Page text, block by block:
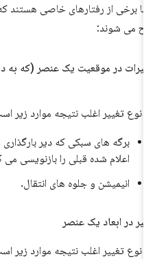
برخی از رفتارهای خاصی هستند که
می شوند:
در موقعیت یک عنصر (که به
نوع تغییر اغلب نتیجه موارد زیر است:
برگه های سبکی که دیر بارگذاری
اعلام شده قبلی را بازنویسی می
انیمیشن و جلوه های انتقال.
در ابعاد یک عنصر
نوع تغییر اغلب نتیجه موارد زیر است: